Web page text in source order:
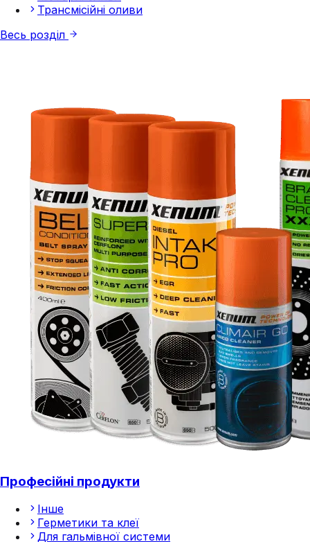
Трансмісійні оливи
Весь розділ
Професійні продукти
Інше
Герметики та клеї
Для гальмівної системи